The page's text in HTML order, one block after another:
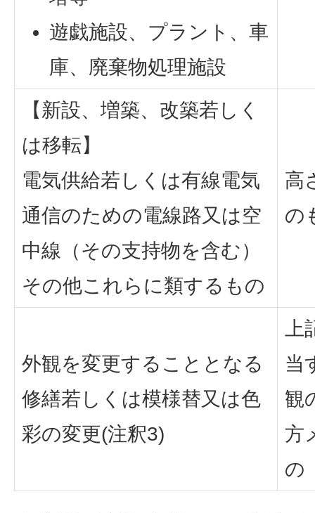
遊戯施設、プラント、車
庫、廃棄物処理施設
【新設、増築、改築若しく
は移転】
電気供給若しくは有線電気
通信のための電線路又は空
中線（その支持物を含む）
その他これらに類するもの
高
の
外観を変更することとなる
修繕若しくは模様替又は色
彩の変更(注釈3)
当
観
方
の